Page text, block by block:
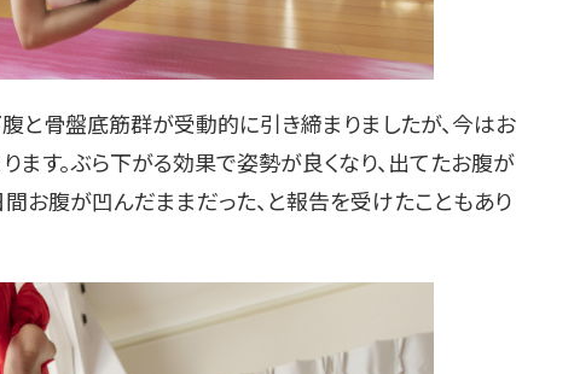
と骨盤底筋群が受動的に引き締まりましたが、今はお
す。ぶら下がる効果で姿勢が良くなり、出てたお腹が
お腹が凹んだままだった、と報告を受けたこともあり